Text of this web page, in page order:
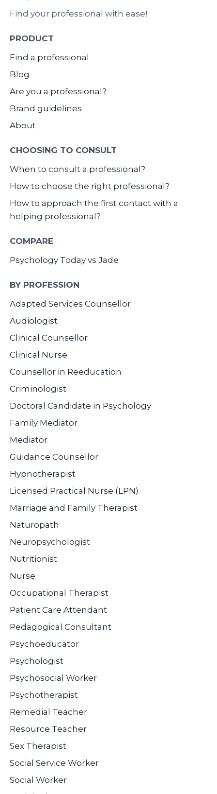
Find your professional with ease!
PRODUCT
Find a professional
Blog
Are you a professional?
Brand guidelines
About
CHOOSING TO CONSULT
When to consult a professional?
How to choose the right professional?
How to approach the first contact with a
helping professional?
COMPARE
Psychology Today vs Jade
BY PROFESSION
Adapted Services Counsellor
Audiologist
Clinical Counsellor
Clinical Nurse
Counsellor in Reeducation
Criminologist
Doctoral Candidate in Psychology
Family Mediator
Mediator
Guidance Counsellor
Hypnotherapist
Licensed Practical Nurse (LPN)
Marriage and Family Therapist
Naturopath
Neuropsychologist
Nutritionist
Nurse
Occupational Therapist
Patient Care Attendant
Pedagogical Consultant
Psychoeducator
Psychologist
Psychosocial Worker
Psychotherapist
Remedial Teacher
Resource Teacher
Sex Therapist
Social Service Worker
Social Worker